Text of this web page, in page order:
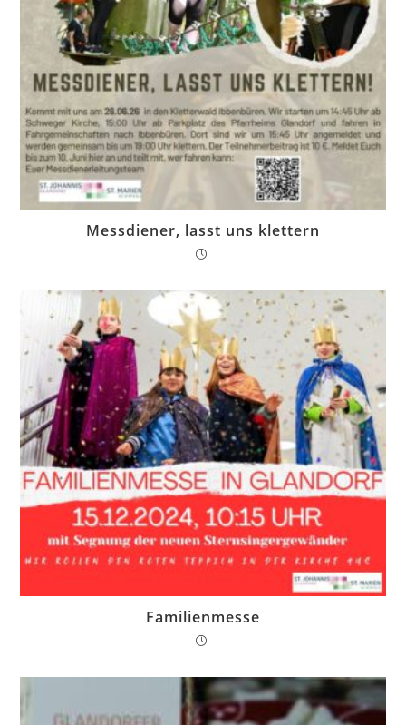
Messdiener, lasst uns klettern
Familienmesse